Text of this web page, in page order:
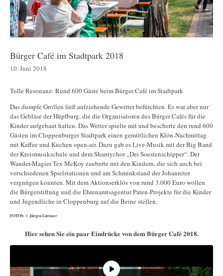
Bürger Café im Stadtpark 2018
10. Juni 2018
Tolle Resonanz: Rund 600 Gäste beim Bürger Café im Stadtpark
Das dumpfe Grollen ließ aufziehende Gewitter befürchten. Es war aber nur
das Gebläse der Hüpfburg, die die Organisatoren des Bürger Cafés für die
Kinder aufgebaut hatten. Das Wetter spielte mit und bescherte den rund 600
Gästen im Cloppenburger Stadtpark einen gemütlichen Klön-Nachmittag
mit Kaffee und Kuchen open-air. Dazu gab es Live-Musik mit der Big Band
der Kreismusikschule und dem Shantychor „Dei Soestenschipper“. Der
Wander-Magier Tex McKoy zauberte mit den Kindern, die sich auch bei
verschiedenen Spielstationen und am Schminkstand der Johanniter
vergnügen konnten. Mit dem Aktionserklös von rund 3.000 Euro wollen
die Bürgerstiftung und die Ehrenamtsagentur Paten-Projekte für die Kinder
und Jugendliche in Cloppenburg auf die Beine stellen.
FOTOS: © Jürgen Luttmer
Hier sehen Sie ein paar Eindrücke von dem Bürger Café 2018.